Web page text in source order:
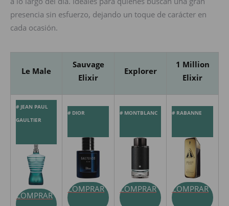
presencia sin esfuerzo, dejando un toque de carácter en
cada ocasión.
Le Male
Sauvage
Elixir
Explorer
1 Million
Elixir
# JEAN PAUL
GAULTIER
COMPRAR
# DIOR
COMPRAR
# MONTBLANC
COMPRAR
# RABANNE
COMPRAR